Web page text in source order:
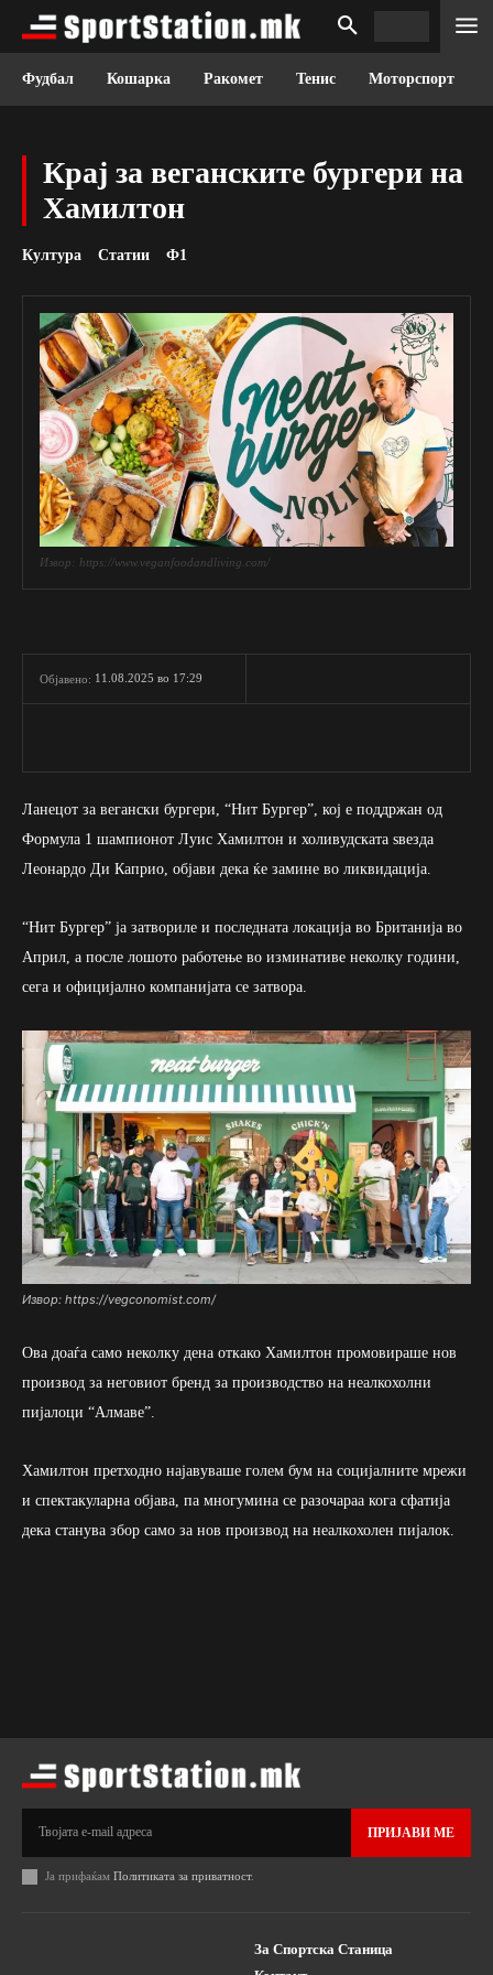
Фудбал Кошарка Ракомет Тенис Моторспорт
Крај за веганските бургери на
Хамилтон
Култура Статии Ф1
Извор: https://www.veganfoodandliving.com/
Објавено: 11.08.2025 во 17:29
Ланецот за вегански бургери, “Нит Бургер”, кој е поддржан од
Формула 1 шампионот Луис Хамилтон и холивудската ѕвезда
Леонардо Ди Каприо, објави дека ќе замине во ликвидација.
“Нит Бургер” ја затвориле и последната локација во Британија во
Април, а после лошото работење во изминативе неколку години,
сега и официјално компанијата се затвора.
Извор: https://vegconomist.com/
Ова доаѓа само неколку дена откако Хамилтон промовираше нов
производ за неговиот бренд за производство на неалкохолни
пијалоци “Алмаве”.
Хамилтон претходно најавуваше голем бум на социјалните мрежи
и спектакуларна објава, па многумина се разочараа кога сфатија
дека станува збор само за нов производ на неалкохолен пијалок.
ПРИЈАВИ МЕ
Ја прифаќам Политиката за приватност.
За Спортска Станица